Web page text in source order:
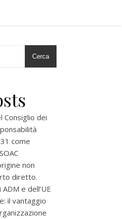
Cerca
Consiglio dei
come
non
diretto.
e dell’UE
il vantaggio